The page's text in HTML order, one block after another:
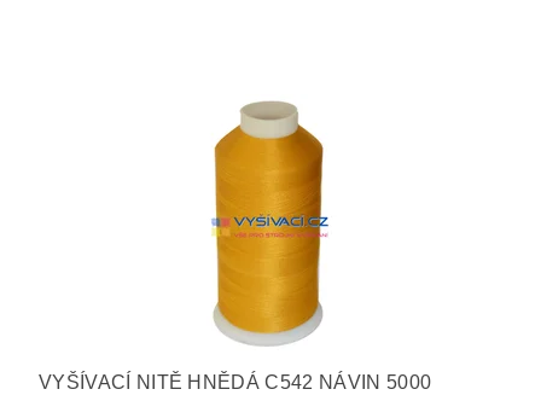
VYŠÍVACÍ NITĚ HNĚDÁ C542 NÁVIN 5000